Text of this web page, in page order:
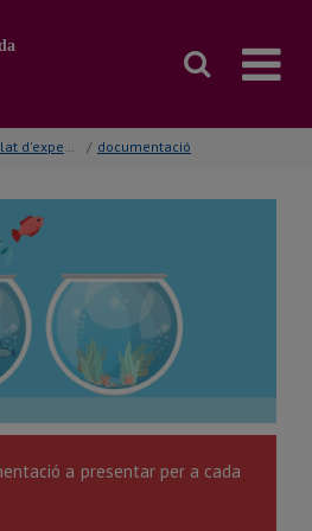
d'expedient / documentació
a presentar per a cada